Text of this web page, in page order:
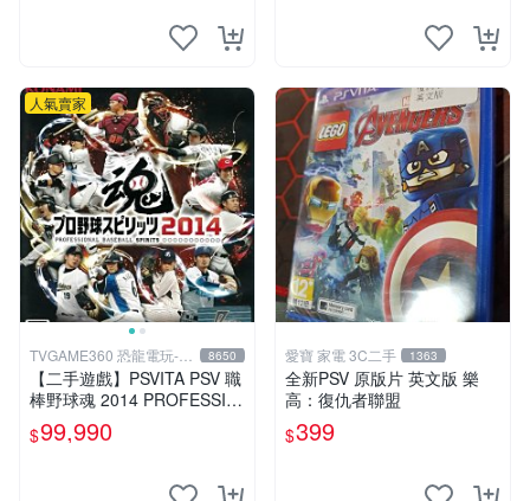
估。古董級遊戲限量收
人氣賣家
TVGAME360 恐龍電玩-台
中店
8650
【二手遊戲】PSVITA PSV 職
棒野球魂 2014 PROFESSIO
NAL BASEBALL 2014 日文
版
$99,990
愛寶 家電 3C二手 1363
全新PSV 原版片 英文版 樂
高：復仇者聯盟
$399